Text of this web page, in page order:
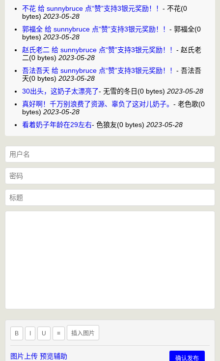
不花 给 sunnybruce 点“赞”支持3银元奖励！！ - 不花(0
bytes) 2023-05-28
郭福全 给 sunnybruce 点“赞”支持3银元奖励！！ - 郭福全(0
bytes) 2023-05-28
赵氏老二 给 sunnybruce 点“赞”支持3银元奖励！！ - 赵氏老
二(0 bytes) 2023-05-28
吾法吾天 给 sunnybruce 点“赞”支持3银元奖励！！ - 吾法吾
天(0 bytes) 2023-05-28
30出头，这奶子太漂亮了- 无雪的冬日(0 bytes) 2023-05-28
真好啊！千万别浪费了资源、辜负了这对儿奶子。 - 老色歌(0
bytes) 2023-05-28
看着奶子年龄在29左右- 色狼友(0 bytes) 2023-05-28
B U ≡ 插入图片
图片上传 预览辅助 确认发布